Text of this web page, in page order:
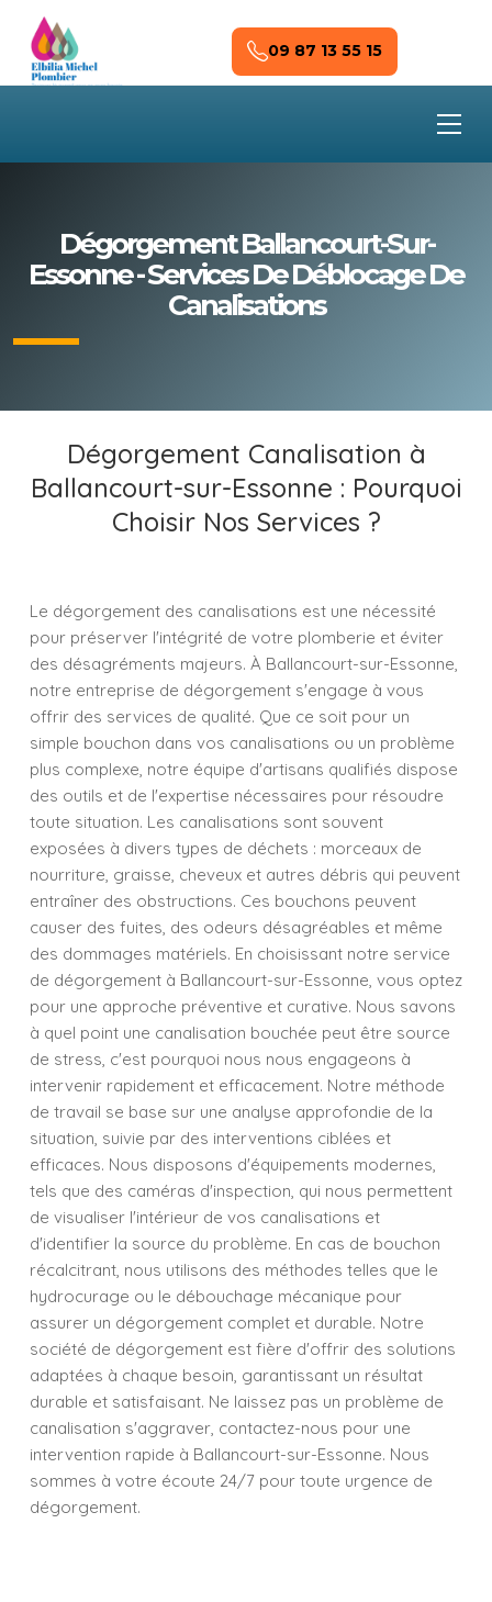
Skip to main content
09 87 13 55 15
Dégorgement Ballancourt-Sur-
Essonne - Services De Déblocage De
Canalisations
Dégorgement Canalisation à
Ballancourt-sur-Essonne : Pourquoi
Choisir Nos Services ?
Le dégorgement des canalisations est une nécessité
pour préserver l'intégrité de votre plomberie et éviter
des désagréments majeurs. À Ballancourt-sur-Essonne,
notre entreprise de dégorgement s'engage à vous
offrir des services de qualité. Que ce soit pour un
simple bouchon dans vos canalisations ou un problème
plus complexe, notre équipe d'artisans qualifiés dispose
des outils et de l'expertise nécessaires pour résoudre
toute situation. Les canalisations sont souvent
exposées à divers types de déchets : morceaux de
nourriture, graisse, cheveux et autres débris qui peuvent
entraîner des obstructions. Ces bouchons peuvent
causer des fuites, des odeurs désagréables et même
des dommages matériels. En choisissant notre service
de dégorgement à Ballancourt-sur-Essonne, vous optez
pour une approche préventive et curative. Nous savons
à quel point une canalisation bouchée peut être source
de stress, c'est pourquoi nous nous engageons à
intervenir rapidement et efficacement. Notre méthode
de travail se base sur une analyse approfondie de la
situation, suivie par des interventions ciblées et
efficaces. Nous disposons d'équipements modernes,
tels que des caméras d'inspection, qui nous permettent
de visualiser l'intérieur de vos canalisations et
d'identifier la source du problème. En cas de bouchon
récalcitrant, nous utilisons des méthodes telles que le
hydrocurage ou le débouchage mécanique pour
assurer un dégorgement complet et durable. Notre
société de dégorgement est fière d'offrir des solutions
adaptées à chaque besoin, garantissant un résultat
durable et satisfaisant. Ne laissez pas un problème de
canalisation s'aggraver, contactez-nous pour une
intervention rapide à Ballancourt-sur-Essonne. Nous
sommes à votre écoute 24/7 pour toute urgence de
dégorgement.